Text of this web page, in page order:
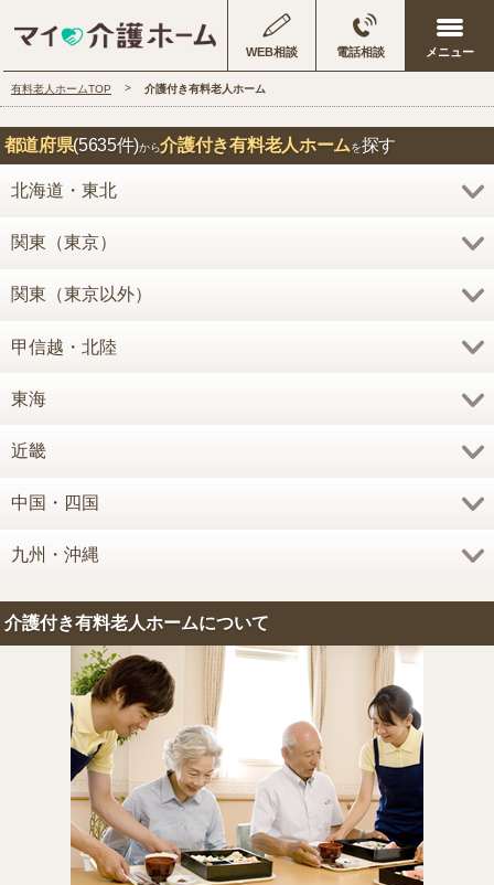
WEB相談 電話相談
有料老人ホームTOP 介護付き有料老人ホーム
都道府県(5635件)から介護付き有料老人ホームを探す
北海道・東北
関東（東京）
関東（東京以外）
甲信越・北陸
東海
近畿
中国・四国
九州・沖縄
介護付き有料老人ホームについて